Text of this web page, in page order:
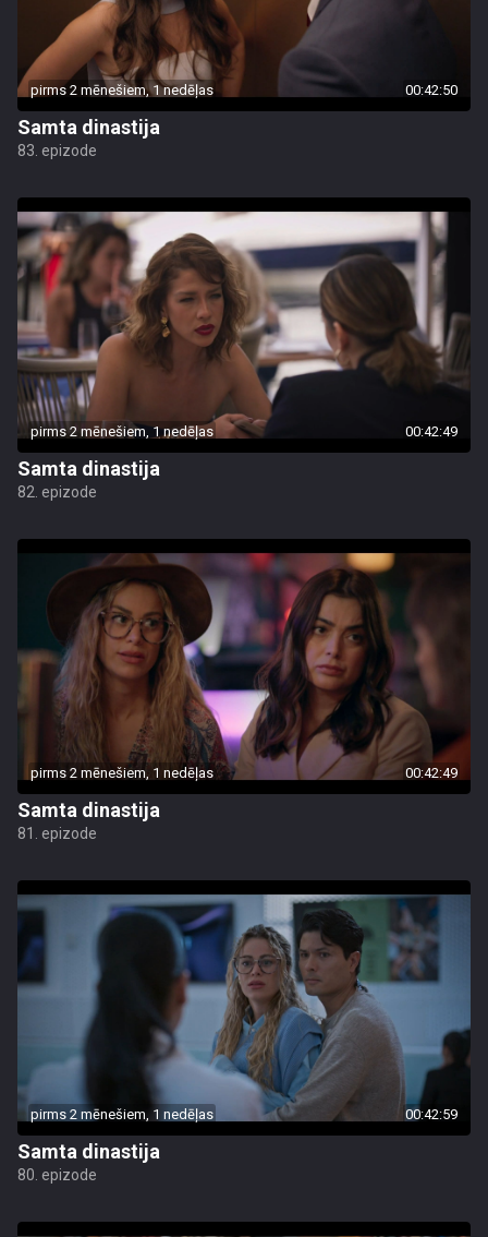
pirms 2 mēnešiem, 1 nedēļas 00:42:50
Samta dinastija
83. epizode
pirms 2 mēnešiem, 1 nedēļas 00:42:49
Samta dinastija
82. epizode
pirms 2 mēnešiem, 1 nedēļas 00:42:49
Samta dinastija
81. epizode
pirms 2 mēnešiem, 1 nedēļas 00:42:59
Samta dinastija
80. epizode